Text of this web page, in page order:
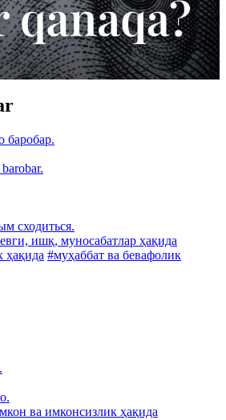
баробар.
сходиться.
ишқ, муносабатлар ҳақида
ҳақида #муҳаббат ва бевафолик
ва имконсизлик ҳақида